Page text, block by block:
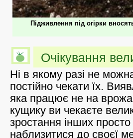
Підживлення під огірки
Очікування
Ні в якому разі не
постійно чекати їх.
яка працює не на
кущику ви чекаєте
зростання інших
наблизитися до своєї